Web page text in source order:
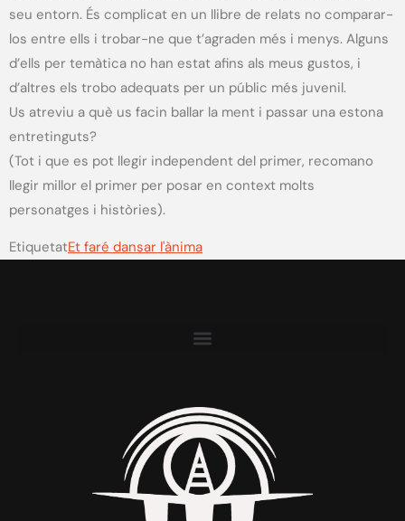
seu entorn. És complicat en un llibre de relats no comparar-
los entre ells i trobar-ne que t’agraden més i menys. Alguns
d’ells per temàtica no han estat afins als meus gustos, i
d’altres els trobo adequats per un públic més juvenil.
Us atreviu a què us facin ballar la ment i passar una estona
entretinguts?
(Tot i que es pot llegir independent del primer, recomano
llegir millor el primer per posar en context molts
personatges i històries).
EtiquetatEt faré dansar l'ànima